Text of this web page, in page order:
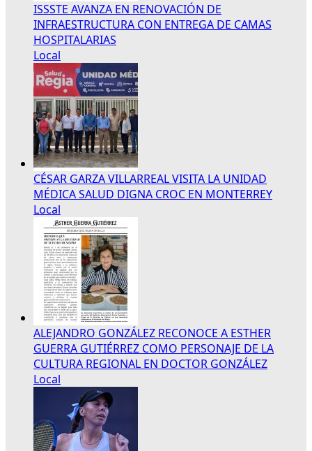
ISSSTE AVANZA EN RENOVACIÓN DE
INFRAESTRUCTURA CON ENTREGA DE CAMAS
HOSPITALARIAS
Local
CÉSAR GARZA VILLARREAL VISITA LA UNIDAD
MÉDICA SALUD DIGNA CROC EN MONTERREY
Local
ALEJANDRO GONZÁLEZ RECONOCE A ESTHER
GUERRA GUTIÉRREZ COMO PERSONAJE DE LA
CULTURA REGIONAL EN DOCTOR GONZÁLEZ
Local